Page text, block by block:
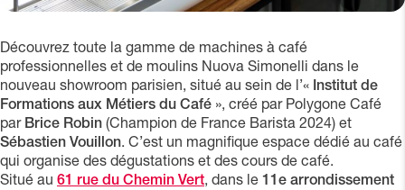
Découvrez toute la gamme de machines à café
professionnelles et de moulins Nuova Simonelli dans le
nouveau showroom parisien, situé au sein de l’« Institut de
Formations aux Métiers du Café », créé par Polygone Café
par Brice Robin (Champion de France Barista 2024) et
Sébastien Vouillon. C’est un magnifique espace dédié au café
qui organise des dégustations et des cours de café.
Situé au 61 rue du Chemin Vert, dans le 11e arrondissement